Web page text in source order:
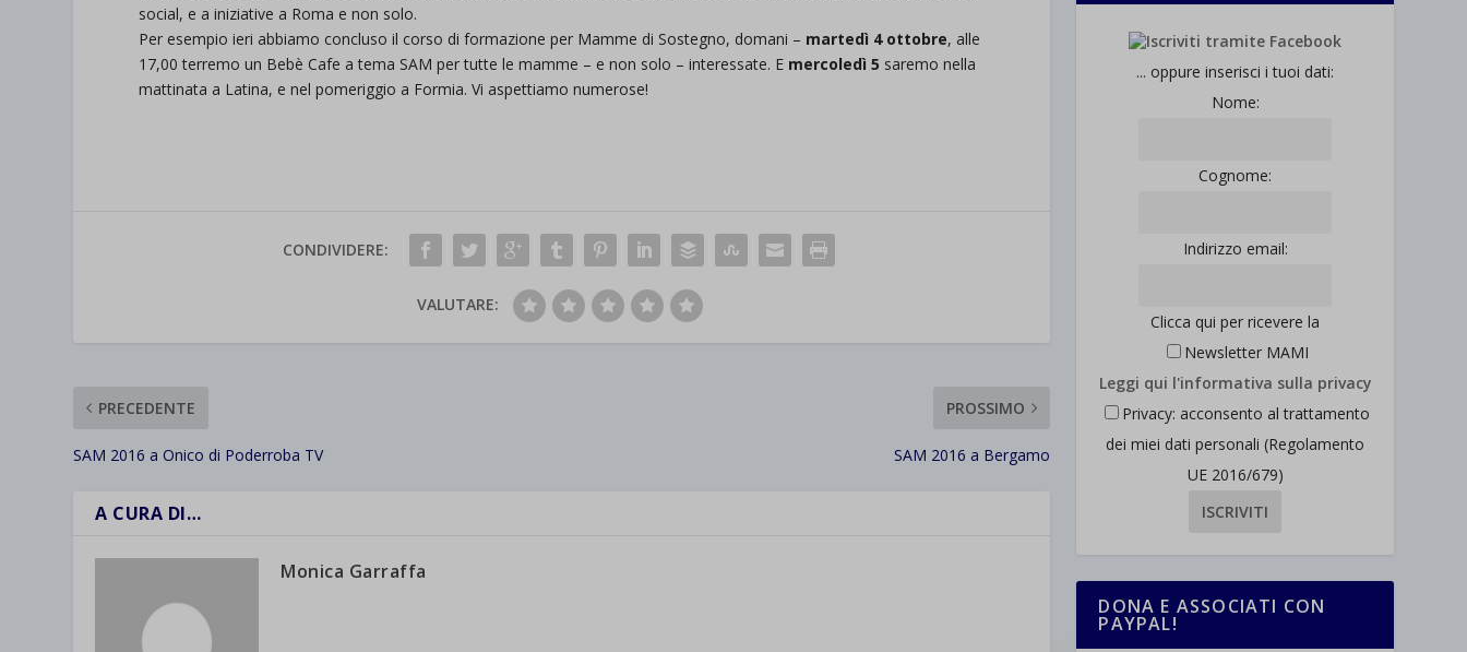
social, e a iniziative a Roma e non solo.
Per esempio ieri abbiamo concluso il corso di formazione per Mamme di Sostegno, domani – martedì 4 ottobre, alle
17,00 terremo un Bebè Cafe a tema SAM per tutte le mamme – e non solo – interessate. E mercoledì 5 saremo nella
mattinata a Latina, e nel pomeriggio a Formia. Vi aspettiamo numerose!
CONDIVIDERE:
VALUTARE:
PRECEDENTE
SAM 2016 a Onico di Poderroba TV
PROSSIMO
SAM 2016 a Bergamo
A CURA DI…
Monica Garraffa
... oppure inserisci i tuoi dati:
Nome:
Cognome:
Indirizzo email:
Clicca qui per ricevere la
Newsletter MAMI
Leggi qui l'informativa sulla privacy
Privacy: acconsento al trattamento
dei miei dati personali (Regolamento
UE 2016/679)
DONA E ASSOCIATI CON
PAYPAL!